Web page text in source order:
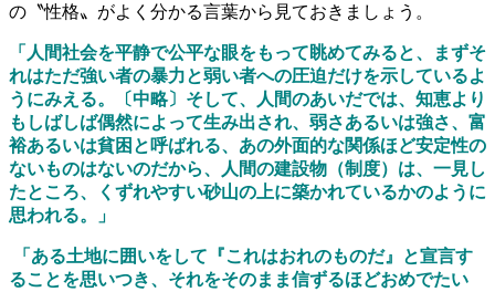
の〝性格〟がよく分かる言葉から見ておきましょう。
「人間社会を平静で公平な眼をもって眺めてみると、まずそ
れはただ強い者の暴力と弱い者への圧迫だけを示しているよ
うにみえる。〔中略〕そして、人間のあいだでは、知恵より
もしばしば偶然によって生み出され、弱さあるいは強さ、富
裕あるいは貧困と呼ばれる、あの外面的な関係ほど安定性の
ないものはないのだから、人間の建設物（制度）は、一見し
たところ、くずれやすい砂山の上に築かれているかのように
思われる。」
「ある土地に囲いをして『これはおれのものだ』と宣言す
ることを思いつき、それをそのまま信ずるほどおめでたい